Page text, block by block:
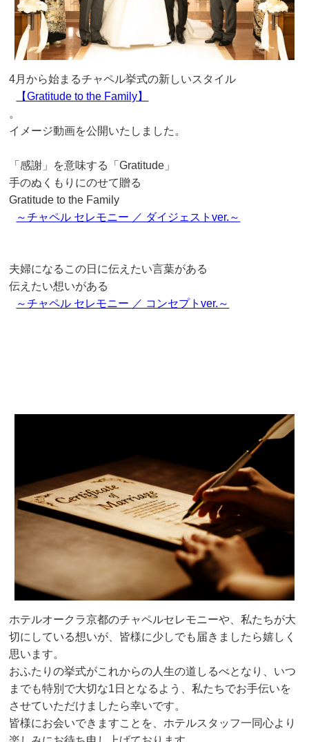
4月から始まるチャペル挙式の新しいスタイル
【Gratitude to the Family】
。
イメージ動画を公開いたしました。
「感謝」を意味する「Gratitude」
手のぬくもりにのせて贈る
Gratitude to the Family
～チャペル セレモニー ／ ダイジェストver.～
夫婦になるこの日に伝えたい言葉がある
伝えたい想いがある
～チャペル セレモニー ／ コンセプトver.～
ホテルオークラ京都のチャペルセレモニーや、私たちが大
切にしている想いが、皆様に少しでも届きましたら嬉しく
思います。
おふたりの挙式がこれからの人生の道しるべとなり、いつ
までも特別で大切な1日となるよう、私たちでお手伝いを
させていただけましたら幸いです。
皆様にお会いできますことを、ホテルスタッフ一同心より